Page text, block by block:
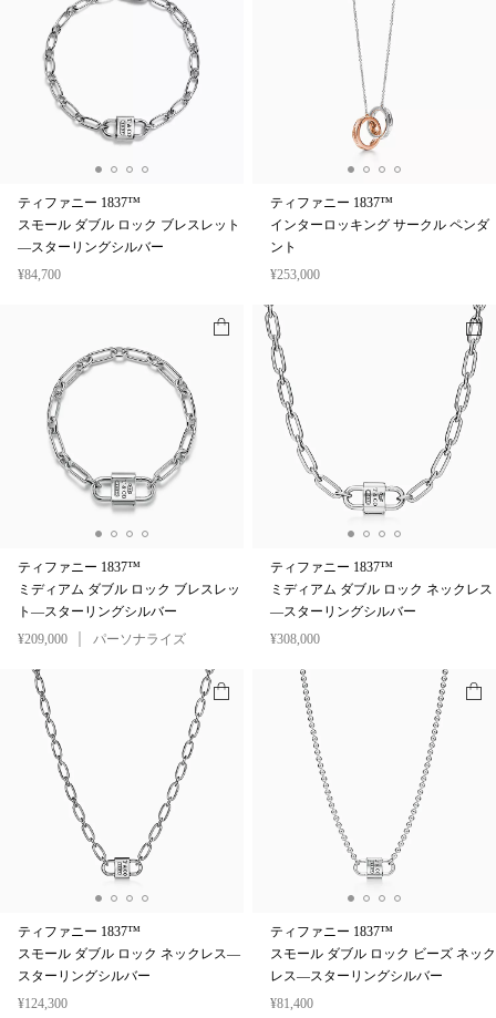
ティファニー 1837™
スモール ダブル ロック ブレスレット
—スターリングシルバー
¥84,700
ティファニー 1837™
インターロッキング サークル ペンダ
ント
¥253,000
ティファニー 1837™
ミディアム ダブル ロック ブレスレッ
ト—スターリングシルバー
¥209,000
パーソナライズ
ティファニー 1837™
ミディアム ダブル ロック ネックレス
—スターリングシルバー
¥308,000
ティファニー 1837™
スモール ダブル ロック ネックレス—
スターリングシルバー
¥124,300
ティファニー 1837™
スモール ダブル ロック ビーズ ネック
レス—スターリングシルバー
¥81,400